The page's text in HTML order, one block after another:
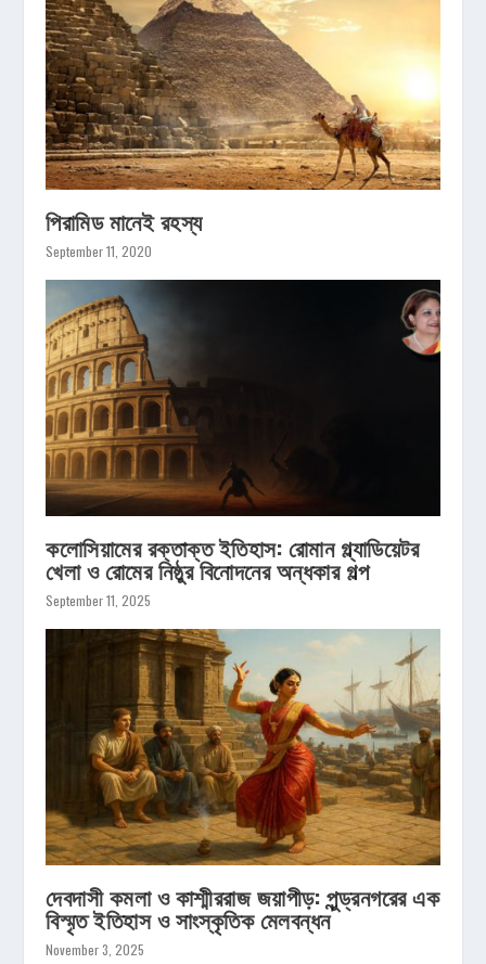
পিরামিড মানেই রহস্য
September 11, 2020
কলোসিয়ামের রক্তাক্ত ইতিহাস: রোমান গ্ল্যাডিয়েটর
খেলা ও রোমের নিষ্ঠুর বিনোদনের অন্ধকার গল্প
September 11, 2025
দেবদাসী কমলা ও কাশ্মীররাজ জয়াপীড়: পুন্ড্রনগরের এক
বিস্মৃত ইতিহাস ও সাংস্কৃতিক মেলবন্ধন
November 3, 2025